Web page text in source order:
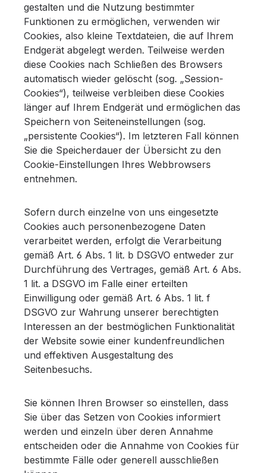
gestalten und die Nutzung bestimmter
Funktionen zu ermöglichen, verwenden wir
Cookies, also kleine Textdateien, die auf Ihrem
Endgerät abgelegt werden. Teilweise werden
diese Cookies nach Schließen des Browsers
automatisch wieder gelöscht (sog. „Session-
Cookies“), teilweise verbleiben diese Cookies
länger auf Ihrem Endgerät und ermöglichen das
Speichern von Seiteneinstellungen (sog.
„persistente Cookies“). Im letzteren Fall können
Sie die Speicherdauer der Übersicht zu den
Cookie-Einstellungen Ihres Webbrowsers
entnehmen.
Sofern durch einzelne von uns eingesetzte
Cookies auch personenbezogene Daten
verarbeitet werden, erfolgt die Verarbeitung
gemäß Art. 6 Abs. 1 lit. b DSGVO entweder zur
Durchführung des Vertrages, gemäß Art. 6 Abs.
1 lit. a DSGVO im Falle einer erteilten
Einwilligung oder gemäß Art. 6 Abs. 1 lit. f
DSGVO zur Wahrung unserer berechtigten
Interessen an der bestmöglichen Funktionalität
der Website sowie einer kundenfreundlichen
und effektiven Ausgestaltung des
Seitenbesuchs.
Sie können Ihren Browser so einstellen, dass
Sie über das Setzen von Cookies informiert
werden und einzeln über deren Annahme
entscheiden oder die Annahme von Cookies für
bestimmte Fälle oder generell ausschließen